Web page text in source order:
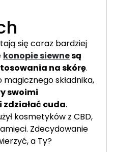
się coraz bardziej
konopie siewnesą
na skórę.
składnika,
swoimi
cuda.
kosmetyków z CBD,
Zdecydowanie
a Ty?